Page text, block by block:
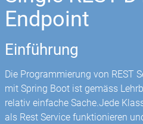
Endpoint
Einführung
Die Programmierung von REST
mit Spring Boot ist gemäss
relativ einfache Sache.Jede
als Rest Service funktionieren